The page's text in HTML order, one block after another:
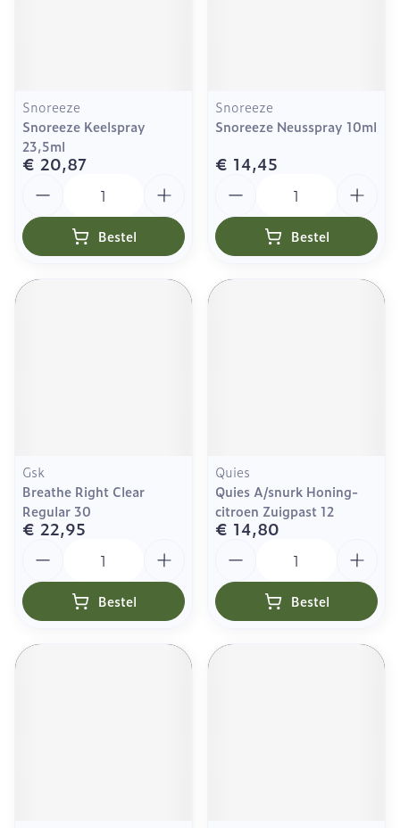
Snoreeze
Snoreeze Keelspray
23,5ml
€ 20,87
Bestel
Snoreeze
Snoreeze Neusspray 10ml
€ 14,45
Bestel
Gsk
Breathe Right Clear
Regular 30
€ 22,95
Bestel
Quies
Quies A/snurk Honing-
citroen Zuigpast 12
€ 14,80
Bestel